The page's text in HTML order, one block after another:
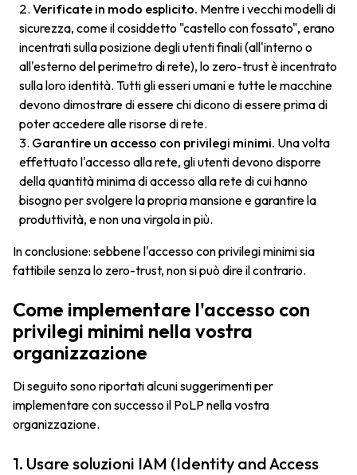
Verificate in modo esplicito. Mentre i vecchi modelli di
sicurezza, come il cosiddetto "castello con fossato", erano
incentrati sulla posizione degli utenti finali (all'interno o
all'esterno del perimetro di rete), lo zero-trust è incentrato
sulla loro identità. Tutti gli esseri umani e tutte le macchine
devono dimostrare di essere chi dicono di essere prima di
poter accedere alle risorse di rete.
Garantire un accesso con privilegi minimi. Una volta
effettuato l'accesso alla rete, gli utenti devono disporre
della quantità minima di accesso alla rete di cui hanno
bisogno per svolgere la propria mansione e garantire la
produttività, e non una virgola in più.
In conclusione: sebbene l'accesso con privilegi minimi sia
fattibile senza lo zero-trust, non si può dire il contrario.
Come implementare l'accesso con
privilegi minimi nella vostra
organizzazione
Di seguito sono riportati alcuni suggerimenti per
implementare con successo il PoLP nella vostra
organizzazione.
1. Usare soluzioni IAM (Identity and Access